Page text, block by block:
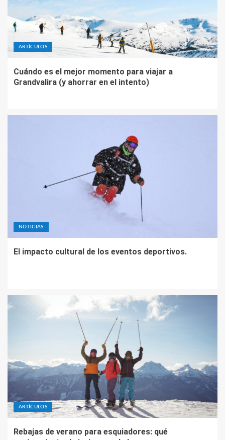
ARTÍCULOS
Cuándo es el mejor momento para viajar a
Grandvalira (y ahorrar en el intento)
NOTICIAS
El impacto cultural de los eventos deportivos.
ARTÍCULOS
Rebajas de verano para esquiadores: qué